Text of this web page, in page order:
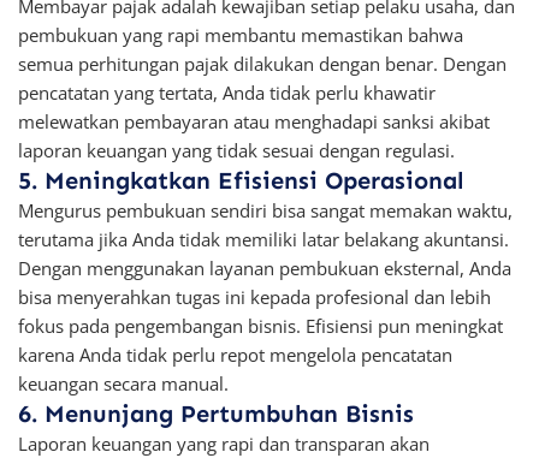
Membayar pajak adalah kewajiban setiap pelaku usaha, dan
pembukuan yang rapi membantu memastikan bahwa
semua perhitungan pajak dilakukan dengan benar. Dengan
pencatatan yang tertata, Anda tidak perlu khawatir
melewatkan pembayaran atau menghadapi sanksi akibat
laporan keuangan yang tidak sesuai dengan regulasi.
5. Meningkatkan Efisiensi Operasional
Mengurus pembukuan sendiri bisa sangat memakan waktu,
terutama jika Anda tidak memiliki latar belakang akuntansi.
Dengan menggunakan layanan pembukuan eksternal, Anda
bisa menyerahkan tugas ini kepada profesional dan lebih
fokus pada pengembangan bisnis. Efisiensi pun meningkat
karena Anda tidak perlu repot mengelola pencatatan
keuangan secara manual.
6. Menunjang Pertumbuhan Bisnis
Laporan keuangan yang rapi dan transparan akan